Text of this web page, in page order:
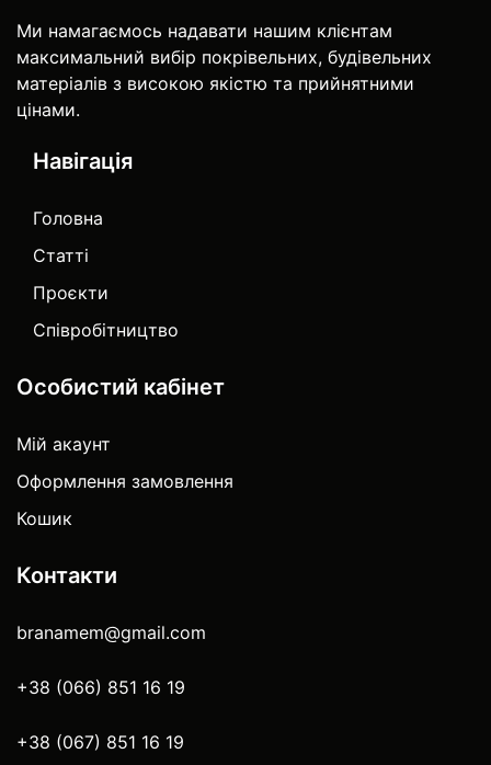
Ми намагаємось надавати нашим клієнтам
максимальний вибір покрівельних, будівельних
матеріалів з високою якістю та прийнятними
цінами.
Навігація
Головна
Статті
Проєкти
Співробітництво
Особистий кабінет
Мій акаунт
Оформлення замовлення
Кошик
Контакти
branamem@gmail.com
+38 (066) 851 16 19
+38 (067) 851 16 19